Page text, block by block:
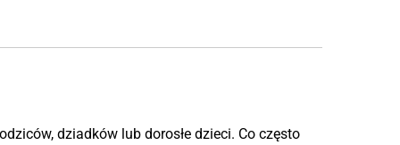
dziadków lub dorosłe dzieci. Co często